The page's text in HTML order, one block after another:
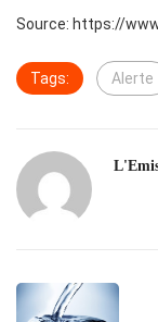
Source: https://
Tags: Alerte